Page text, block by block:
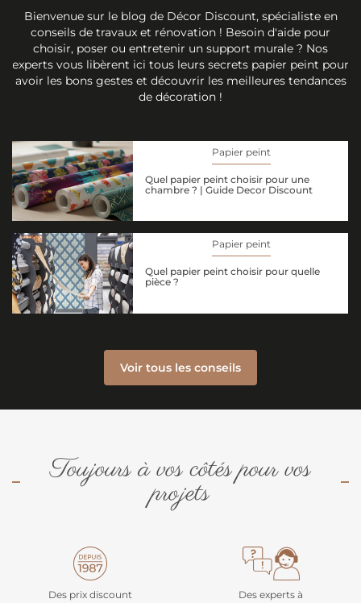
Bienvenue sur le blog de Décor Discount, spécialiste en
conseils de travaux et rénovation ! Besoin d'aide pour
choisir, poser ou entretenir un support murale ? Nos
experts vous libèrent ici tous leurs secrets papier peint pour
avoir les bons gestes et découvrir les meilleures tendances
de décoration !
Papier peint
Quel papier peint choisir pour une
chambre ? | Guide Decor Discount
Papier peint
Quel papier peint choisir pour quelle
pièce ?
Voir tous les conseils
Toujours à vos côtés pour vos
projets
Des prix discount
Des experts à